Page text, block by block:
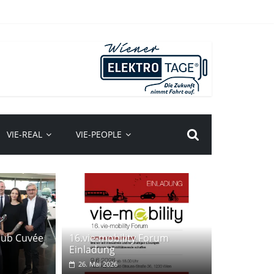
VIE-REAL VIE-PEOPLE
Cuvée
16.vie-mobility Forum
Einladung
26. Mai 2026